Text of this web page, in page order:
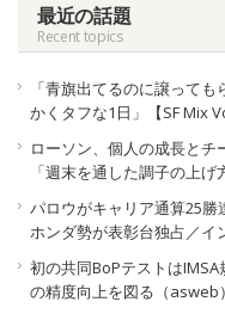
最近の話題
Recent topics
「青旗出てるのに譲って
かくタフな1日」【SF Mix
ローソン、個人の成長とチ
「週末を通した調子の上
パロウがキャリア通算25勝
ホンダ勢が表彰台独占／イ
初の共同BoPテストは
の精度向上を図る（asweb）